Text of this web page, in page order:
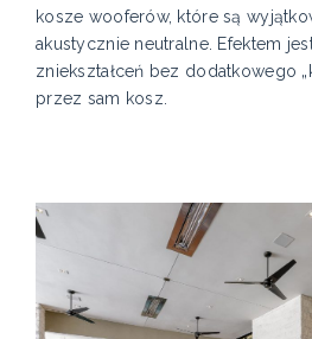
kosze wooferów, które są
akustycznie neutralne. Efektem
zniekształceń bez dodatkowego
przez sam kosz.